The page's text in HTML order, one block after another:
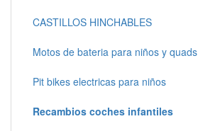
CASTILLOS HINCHABLES
Motos de bateria para niños y quads
Pit bikes electricas para niños
Recambios coches infantiles